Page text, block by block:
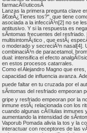
farmacÃ©uticosÂ
Lanzas la primera pregunta clave
â€œÂ¿Tienes tos?", que tiene
asociada a la infecciÃ³n[2] no se
antitusivo. Y si la respuesta es
sÃ­ntomas frecuentes del
multisintomÃ¡tico , que estÃ¡
o moderado y secreciÃ³n nasal[4].
combinaciÃ³n de paracetamol,
dual: intensifica el efecto
en estos procesos catarrales.
Como el Alejandro Magno que
capacidad de influencia avanza.
puede faltar en tu cruzada por el
sÃ­ntomas del resfriado empeoran
gripe y resfriado empeoran por la
inmune estÃ¡ relacionada con los
cuando algunas cÃ©lulas inmunes
aumentando la intensidad de
Vaporub Pomada alivia la tos y la
interactuar con receptores de las